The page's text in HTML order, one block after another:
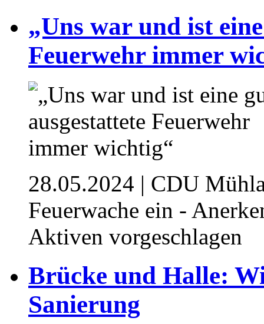
„Uns war und ist
Feuerwehr immer
28.05.2024 | CDU
Feuerwache ein -
Aktiven vorgeschlagen
Brücke und Halle:
Sanierung